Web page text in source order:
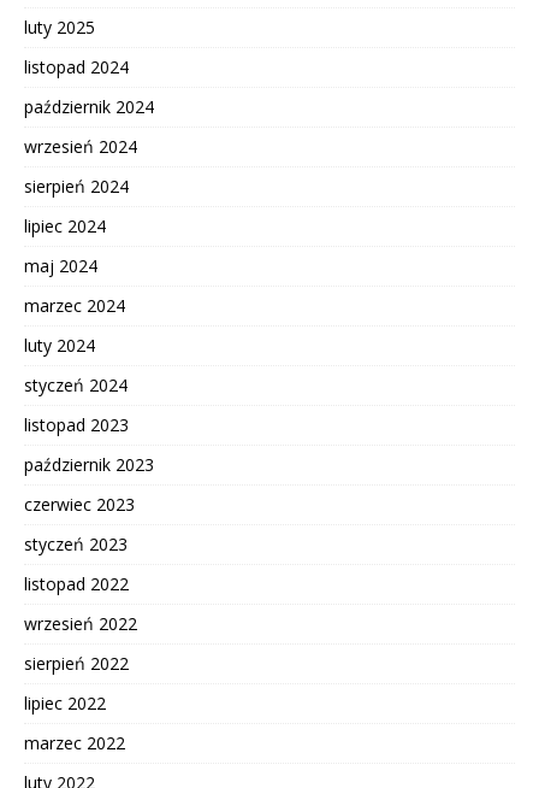
luty 2025
listopad 2024
październik 2024
wrzesień 2024
sierpień 2024
lipiec 2024
maj 2024
marzec 2024
luty 2024
styczeń 2024
listopad 2023
październik 2023
czerwiec 2023
styczeń 2023
listopad 2022
wrzesień 2022
sierpień 2022
lipiec 2022
marzec 2022
luty 2022